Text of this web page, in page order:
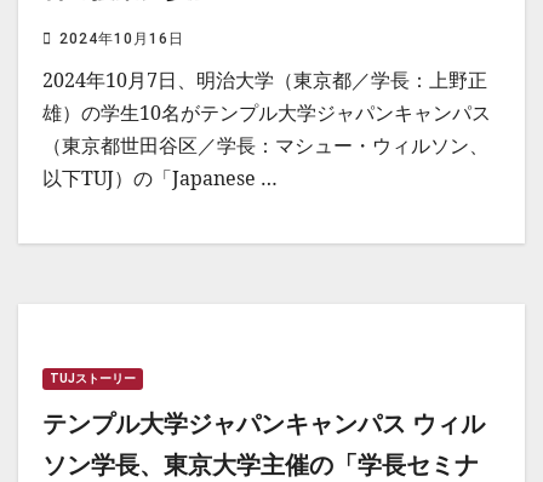
2024年10月16日
2024年10月7日、明治大学（東京都／学長：上野正
雄）の学生10名がテンプル大学ジャパンキャンパス
（東京都世田谷区／学長：マシュー・ウィルソン、
以下TUJ）の「Japanese …
TUJストーリー
テンプル大学ジャパンキャンパス ウィル
ソン学長、東京大学主催の「学長セミナ